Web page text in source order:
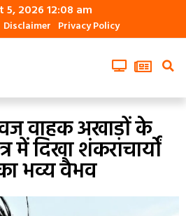
5, 2026 12:08 am
Disclaimer Privacy Policy
वाहक अखाड़ों के
में दिखा शंकराचार्यों
भव्य वैभव